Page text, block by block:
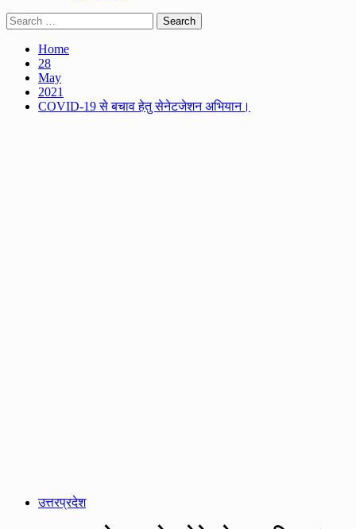
Search
for:
Home
28
May
2021
COVID-19 से बचाव हेतु सेनेटजेशन अभियान।
उत्तरप्रदेश